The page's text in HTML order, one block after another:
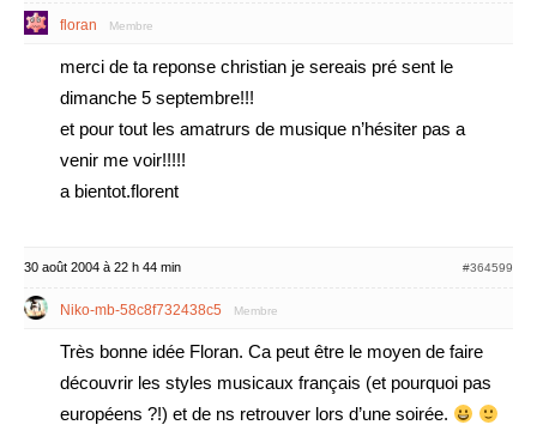
floran Membre
merci de ta reponse christian je sereais pré sent le
dimanche 5 septembre!!!
et pour tout les amatrurs de musique n’hésiter pas a
venir me voir!!!!!
a bientot.florent
30 août 2004 à 22 h 44 min #364599
Niko-mb-58c8f732438c5 Membre
Très bonne idée Floran. Ca peut être le moyen de faire
découvrir les styles musicaux français (et pourquoi pas
européens ?!) et de ns retrouver lors d’une soirée.